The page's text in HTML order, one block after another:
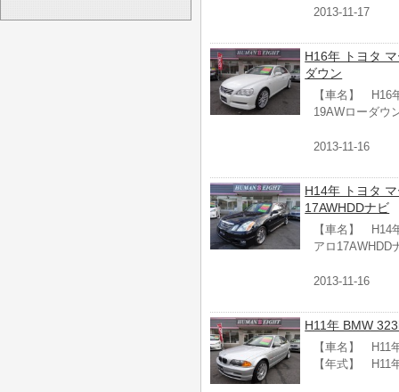
2013-11-17
H16年 トヨタ
ダウン
【車名】 H16
19AWローダウ
2013-11-16
H14年 トヨタ
17AWHDDナビ
【車名】 H14
アロ17AWHDD
2013-11-16
H11年 BMW
【車名】 H11
【年式】 H11